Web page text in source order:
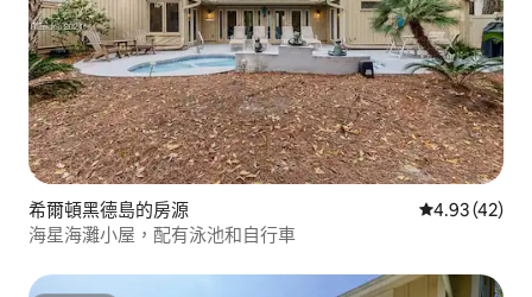
希爾頓黑德島的房源 從 42 則評價
4.93 (42)
海星海灘小屋，配有泳池和自行車